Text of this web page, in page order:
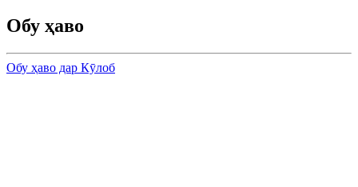
Обу ҳаво
Обу ҳаво дар Кӯлоб